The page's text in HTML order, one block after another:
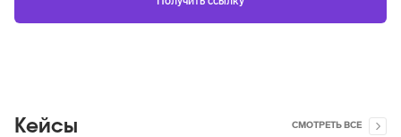
Кейсы СМОТРЕТЬ ВСЕ